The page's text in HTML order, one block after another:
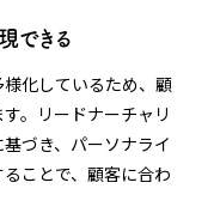
できる
化しているため、顧
。リードナーチャリ
づき、パーソナライ
ことで、顧客に合わ